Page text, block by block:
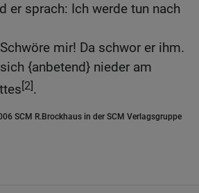
er sprach: Ich werde tun nach
mir! Da schwor er ihm.
{anbetend} nieder am
[2].
SCM R.Brockhaus in der SCM Verlagsgruppe